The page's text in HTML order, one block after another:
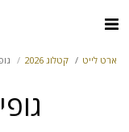
ארט לייט קטלוג 2026